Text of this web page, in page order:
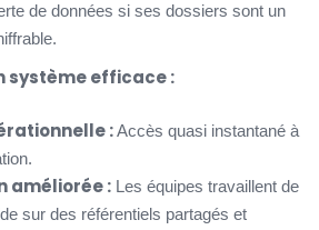
de données si ses dossiers sont un
système efficace :
:Accès quasi instantané à
améliorée : Les équipes travaillent de
sur des référentiels partagés et